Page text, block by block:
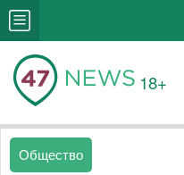
18+
Общество